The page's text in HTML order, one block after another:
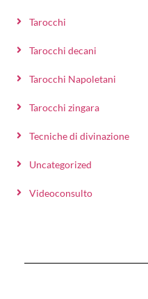
Tarocchi
Tarocchi decani
Tarocchi Napoletani
Tarocchi zingara
Tecniche di divinazione
Uncategorized
Videoconsulto